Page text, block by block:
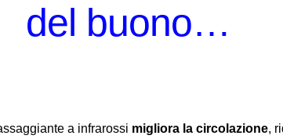
del buono…
a infrarossi migliora la circolazione,